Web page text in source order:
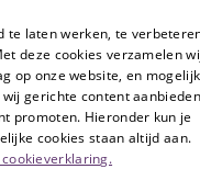
te laten werken, te
deze cookies verzamelen
op onze website, en mogelijk
gerichte content
promoten. Hieronder kun je
cookies staan altijd aan.